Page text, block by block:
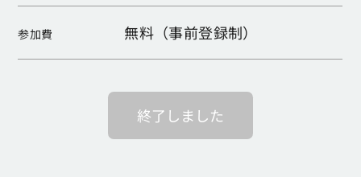
参加費 無料（事前登録制）
終了しました